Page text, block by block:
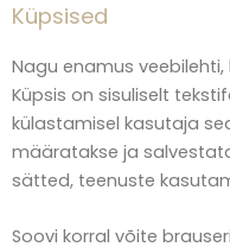
Küpsised
Nagu enamus
Küpsis on sisuliselt
külastamisel kasutaja
määratakse ja
sätted, teenuste
Soovi korral võite